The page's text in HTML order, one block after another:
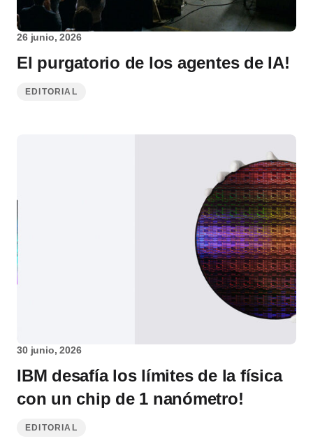
26 junio, 2026
El purgatorio de los agentes de IA!
EDITORIAL
30 junio, 2026
IBM desafía los límites de la física
con un chip de 1 nanómetro!
EDITORIAL